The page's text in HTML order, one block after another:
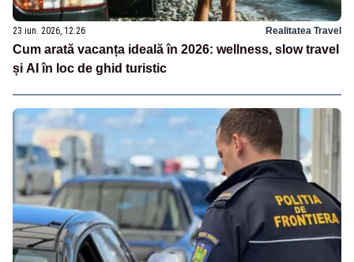
23 iun. 2026, 12:26 Realitatea Travel
Cum arată vacanța ideală în 2026: wellness, slow travel
și AI în loc de ghid turistic